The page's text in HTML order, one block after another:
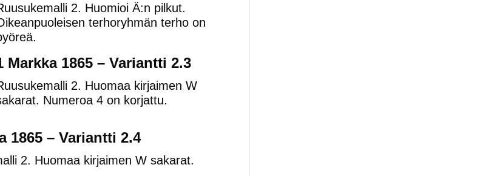
2. Huomioi Ä:n pilkut.
terhoryhmän terho on
Markka 1865 – Variantti 2.3
2. Huomaa kirjaimen W
Numeroa 4 on korjattu.
1865 – Variantti 2.4
2. Huomaa kirjaimen W sakarat.